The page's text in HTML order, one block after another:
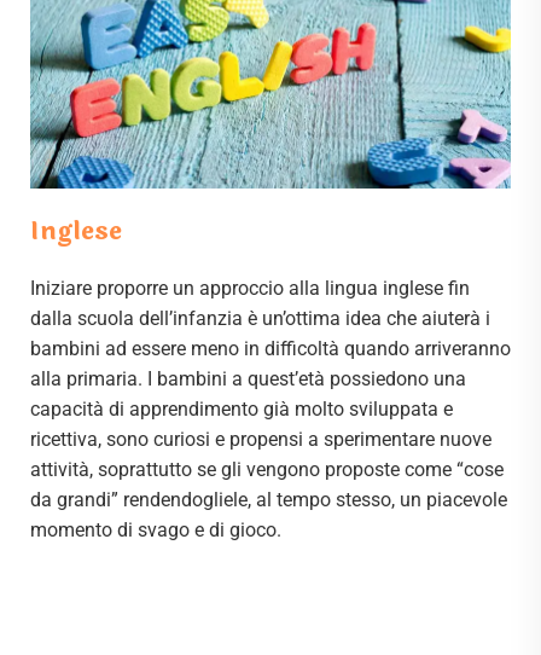
Inglese
Iniziare proporre un approccio alla lingua inglese fin
dalla scuola dell’infanzia è un’ottima idea che aiuterà i
bambini ad essere meno in difficoltà quando arriveranno
alla primaria. I bambini a quest’età possiedono una
capacità di apprendimento già molto sviluppata e
ricettiva, sono curiosi e propensi a sperimentare nuove
attività, soprattutto se gli vengono proposte come “cose
da grandi” rendendogliele, al tempo stesso, un piacevole
momento di svago e di gioco.